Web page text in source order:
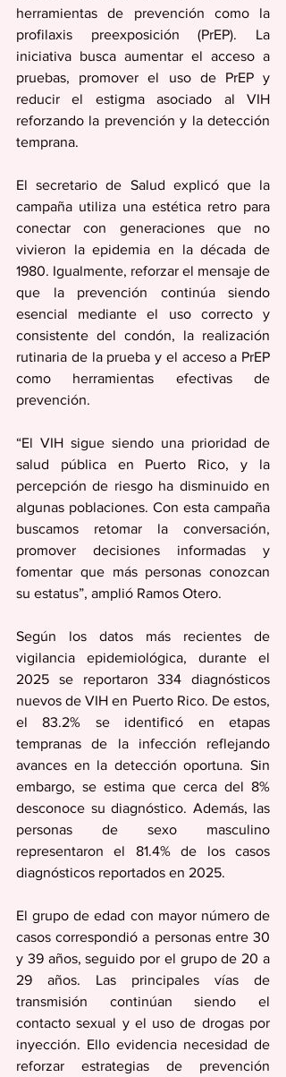
herramientas de prevención como la
profilaxis preexposición (PrEP). La
iniciativa busca aumentar el acceso a
pruebas, promover el uso de PrEP y
reducir el estigma asociado al VIH
reforzando la prevención y la detección
temprana.
El secretario de Salud explicó que la
campaña utiliza una estética retro para
conectar con generaciones que no
vivieron la epidemia en la década de
1980. Igualmente, reforzar el mensaje de
que la prevención continúa siendo
esencial mediante el uso correcto y
consistente del condón, la realización
rutinaria de la prueba y el acceso a PrEP
como herramientas efectivas de
prevención.
“El VIH sigue siendo una prioridad de
salud pública en Puerto Rico, y la
percepción de riesgo ha disminuido en
algunas poblaciones. Con esta campaña
buscamos retomar la conversación,
promover decisiones informadas y
fomentar que más personas conozcan
su estatus”, amplió Ramos Otero.
Según los datos más recientes de
vigilancia epidemiológica, durante el
2025 se reportaron 334 diagnósticos
nuevos de VIH en Puerto Rico. De estos,
el 83.2% se identificó en etapas
tempranas de la infección reflejando
avances en la detección oportuna. Sin
embargo, se estima que cerca del 8%
desconoce su diagnóstico. Además, las
personas de sexo masculino
representaron el 81.4% de los casos
diagnósticos reportados en 2025.
El grupo de edad con mayor número de
casos correspondió a personas entre 30
y 39 años, seguido por el grupo de 20 a
29 años. Las principales vías de
transmisión continúan siendo el
contacto sexual y el uso de drogas por
inyección. Ello evidencia necesidad de
reforzar estrategias de prevención